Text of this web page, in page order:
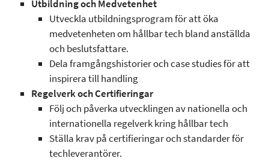
Utbildning och Medvetenhet
Utveckla utbildningsprogram för att öka
medvetenheten om hållbar tech bland anställda
och beslutsfattare.
Dela framgångshistorier och case studies för att
inspirera till handling
Regelverk och Certifieringar
Följ och påverka utvecklingen av nationella och
internationella regelverk kring hållbar tech
Ställa krav på certifieringar och standarder för
techleverantörer.